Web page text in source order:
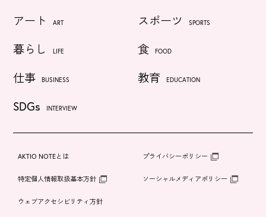
アート ART スポーツ SPORTS
暮らし LIFE 食 FOOD
仕事 BUSINESS 教育 EDUCATION
SDGs INTERVIEW
AKTIO NOTEとは プライバシーポリシー
特定個人情報取扱基本方針 ソーシャルメディアポリシー
ウェブアクセシビリティ方針